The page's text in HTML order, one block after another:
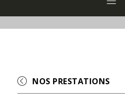
NOS PRESTATIONS